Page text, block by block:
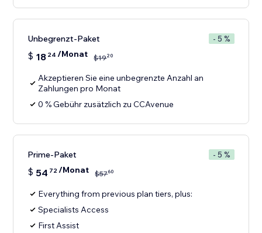
Unbegrenzt-Paket - 5 %
$ 18 24 /Monat $1920
Akzeptieren Sie eine unbegrenzte Anzahl an
Zahlungen pro Monat
0 % Gebühr zusätzlich zu CCAvenue
Prime-Paket - 5 %
$ 54 72/Monat $5760
Everything from previous plan tiers, plus:
Specialists Access
First Assist